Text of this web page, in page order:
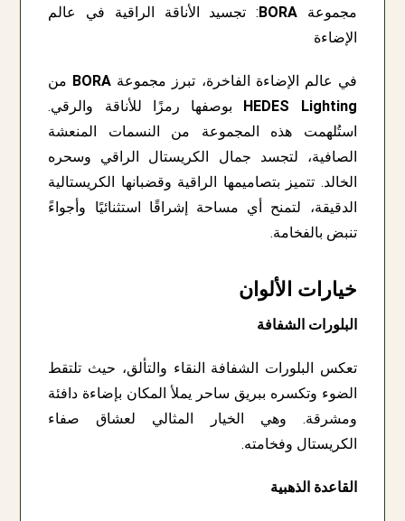
مجموعةBORA: تجسيد الأناقة الراقية في عالم
الإضاءة
في عالم الإضاءة الفاخرة، تبرز مجموعة BORA من
HEDES Lighting بوصفها رمزًا للأناقة والرقي.
استُلهمت هذه المجموعة من النسمات المنعشة
الصافية، لتجسد جمال الكريستال الراقي وسحره
الخالد. تتميز بتصاميمها الراقية وقضبانها الكريستالية
الدقيقة، لتمنح أي مساحة إشراقًا استثنائيًا وأجواءً
تنبض بالفخامة.
خيارات الألوان
البلورات الشفافة
تعكس البلورات الشفافة النقاء والتألق، حيث تلتقط
الضوء وتكسره ببريق ساحر يملأ المكان بإضاءة دافئة
ومشرقة. وهي الخيار المثالي لعشاق صفاء
الكريستال وفخامته.
القاعدة الذهبية